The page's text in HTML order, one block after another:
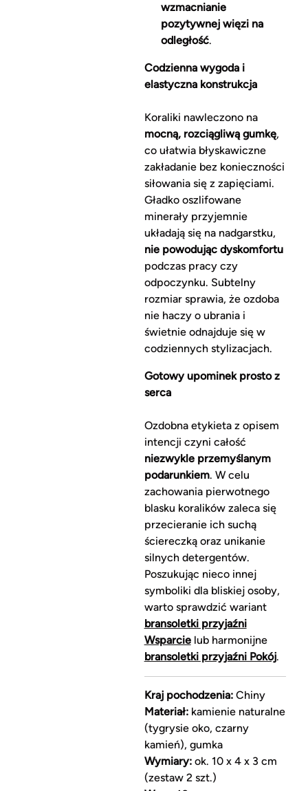
wzmacnianie
pozytywnej więzi na
odległość.
Codzienna wygoda i
elastyczna konstrukcja
Koraliki nawleczono na
mocną, rozciągliwą gumkę,
co ułatwia błyskawiczne
zakładanie bez konieczności
siłowania się z zapięciami.
Gładko oszlifowane
minerały przyjemnie
układają się na nadgarstku,
nie powodując dyskomfortu
podczas pracy czy
odpoczynku. Subtelny
rozmiar sprawia, że ozdoba
nie haczy o ubrania i
świetnie odnajduje się w
codziennych stylizacjach.
Gotowy upominek prosto z
serca
Ozdobna etykieta z opisem
intencji czyni całość
niezwykle przemyślanym
podarunkiem. W celu
zachowania pierwotnego
blasku koralików zaleca się
przecieranie ich suchą
ściereczką oraz unikanie
silnych detergentów.
Poszukując nieco innej
symboliki dla bliskiej osoby,
warto sprawdzić wariant
bransoletki przyjaźni
Wsparcielub harmonijne
bransoletki przyjaźni Pokój.
Kraj pochodzenia:Chiny
Materiał:kamienie naturalne
(tygrysie oko, czarny
kamień), gumka
Wymiary:ok. 10 x 4 x 3 cm
(zestaw 2 szt.)